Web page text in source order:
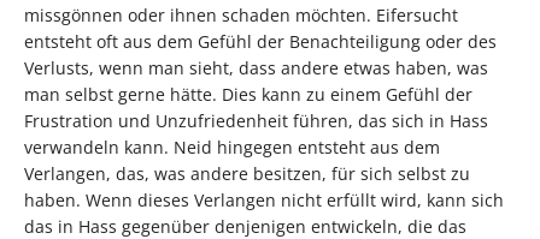
missgönnen oder ihnen schaden möchten. Eifersucht
entsteht oft aus dem Gefühl der Benachteiligung oder des
Verlusts, wenn man sieht, dass andere etwas haben, was
man selbst gerne hätte. Dies kann zu einem Gefühl der
Frustration und Unzufriedenheit führen, das sich in Hass
verwandeln kann. Neid hingegen entsteht aus dem
Verlangen, das, was andere besitzen, für sich selbst zu
haben. Wenn dieses Verlangen nicht erfüllt wird, kann sich
das in Hass gegenüber denjenigen entwickeln, die das